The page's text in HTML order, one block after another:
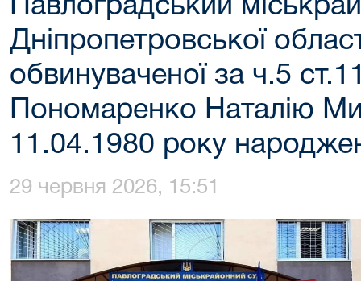
Павлоградський
Дніпропетровської
обвинуваченої за ч.5
Пономаренко Наталію
11.04.1980 року
29 червня 2026, 15:51